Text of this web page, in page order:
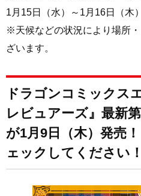
1月15日（水）～1月16日（
※天候などの状況により場所
ざいます。
ドラゴンコミックス
レビュアーズ』最新
が1月9日（木）発売
ェックしてください！